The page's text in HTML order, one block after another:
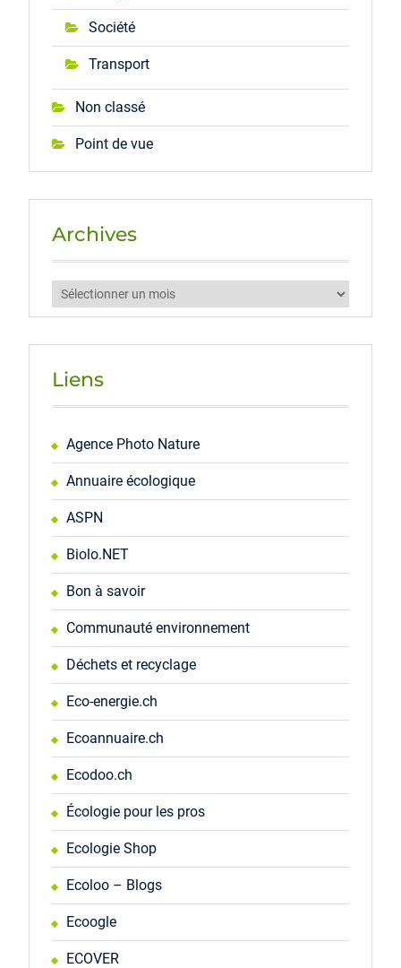
Société
Transport
Non classé
Point de vue
Archives
Archives
Liens
Agence Photo Nature
Annuaire écologique
ASPN
Biolo.NET
Bon à savoir
Communauté environnement
Déchets et recyclage
Eco-energie.ch
Ecoannuaire.ch
Ecodoo.ch
Écologie pour les pros
Ecologie Shop
Ecoloo – Blogs
Ecoogle
ECOVER